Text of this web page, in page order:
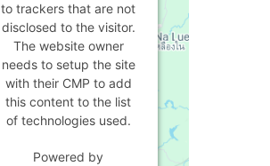
to trackers that are not
disclosed to the visitor.
The website owner
needs to setup the site
with their CMP to add
this content to the list
of technologies used.
Powered by